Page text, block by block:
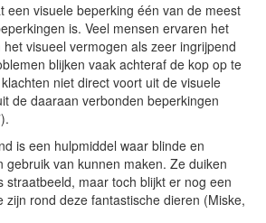
een visuele beperking één van de meest
is. Veel mensen ervaren het
visueel vermogen als zeer ingrijpend
blijken vaak achteraf de kop op te
niet direct voort uit de visuele
de daaraan verbonden beperkingen
is een hulpmiddel waar blinde en
gebruik van kunnen maken. Ze duiken
straatbeeld, maar toch blijkt er nog een
zijn rond deze fantastische dieren (Miske,